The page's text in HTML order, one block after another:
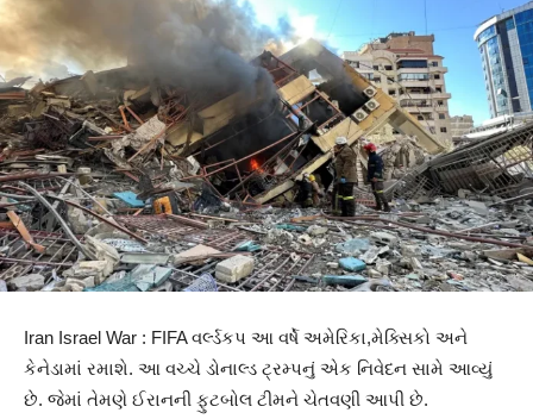
Iran Israel War : FIFA વર્લ્ડકપ આ વર્ષે અમેરિકા,મેક્સિકો અને
કેનેડામાં રમાશે. આ વચ્ચે ડોનાલ્ડ ટ્રમ્પનું એક નિવેદન સામે આવ્યું
છે. જેમાં તેમણે ઈરાનની ફુટબોલ ટીમને ચેતવણી આપી છે.